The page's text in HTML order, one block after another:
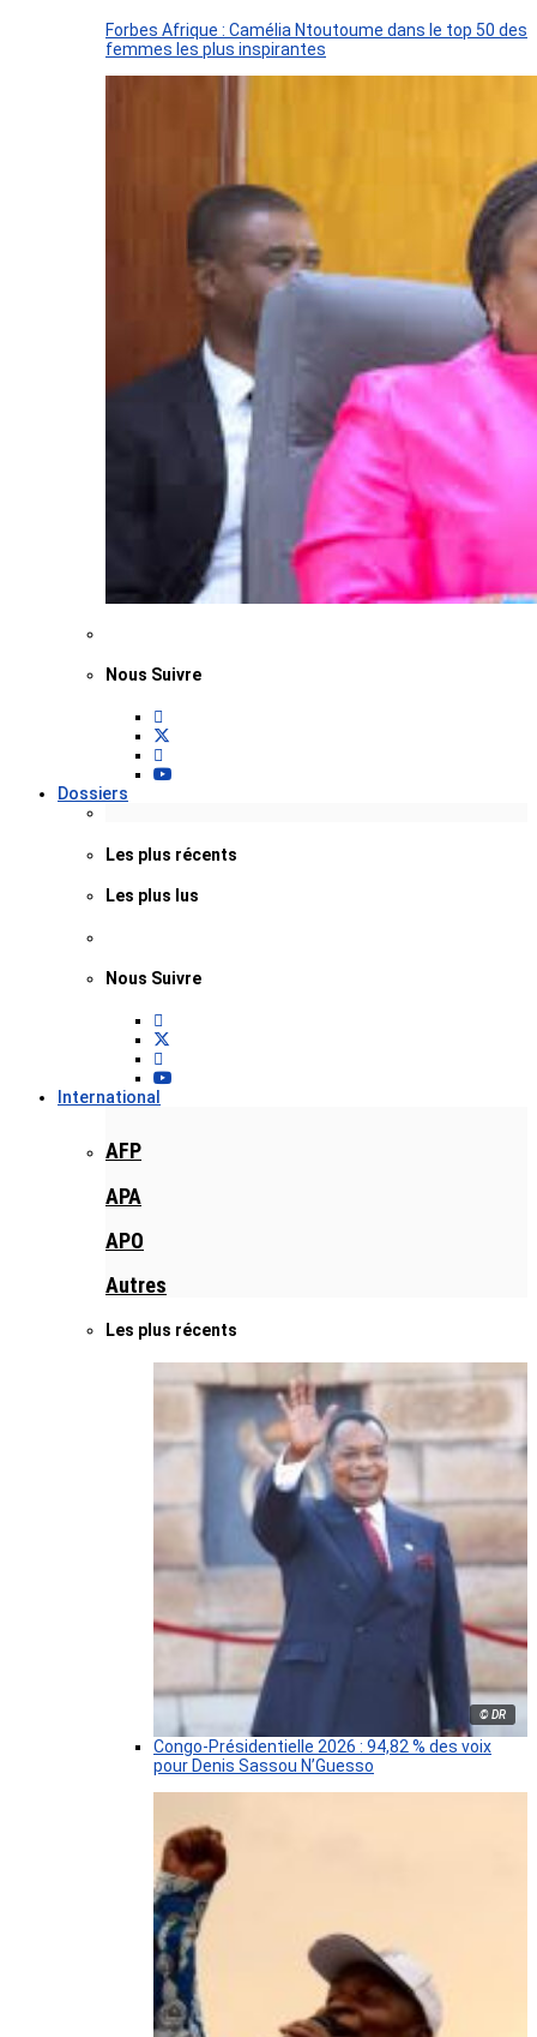
Forbes Afrique : Camélia Ntoutoume dans le top 50 des
femmes les plus inspirantes
Nous Suivre
Dossiers
Les plus récents
Les plus lus
Nous Suivre
International
AFP
APA
APO
Autres
Les plus récents
© DR
Congo-Présidentielle 2026 : 94,82 % des voix
pour Denis Sassou N’Guesso